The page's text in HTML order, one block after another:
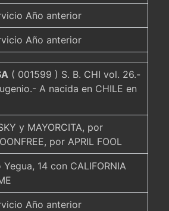
Año anterior
Año anterior
( 001599 ) S. B. CHI vol. 26.-
A nacida en CHILE en
y MAYORCITA, por
por APRIL FOOL
Yegua, 14 con CALIFORNIA
Año anterior